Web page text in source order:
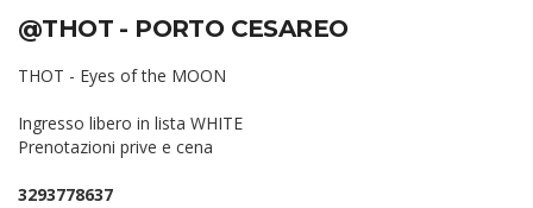
@THOT - PORTO CESAREO
THOT - Eyes of the MOON
Ingresso libero in lista WHITE
Prenotazioni prive e cena
3293778637